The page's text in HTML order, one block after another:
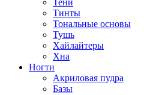
Тени
Тинты
Тональные основы
Тушь
Хайлайтеры
Хна
Ногти
Акриловая пудра
Базы